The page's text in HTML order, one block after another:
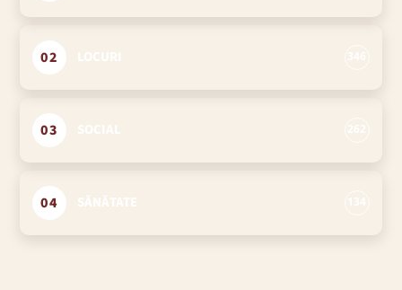
02
03
04